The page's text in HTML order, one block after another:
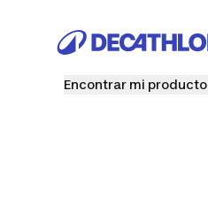
Encontrar mi producto